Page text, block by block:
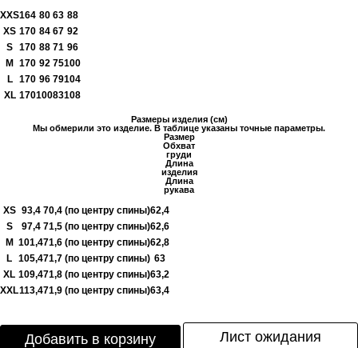
XXS164 80 63 88
XS 170 84 67 92
S 170 88 71 96
M
170 92 75100
L
170 96 79104
XL 17010083108
Размеры изделия (см)
Мы обмерили это изделие. В таблице указаны точные параметры.
Размер
Обхват
груди
Длина
изделия
Длина
рукава
XS 93,4 70,4 (по центру спины)62,4
S
97,4 71,5 (по центру спины)62,6
M 101,471,6 (по центру спины)62,8
L 105,471,7 (по центру спины) 63
XL 109,471,8 (по центру спины)63,2
XXL113,471,9 (по центру спины)63,4
Добавить в корзину Лист ожидания